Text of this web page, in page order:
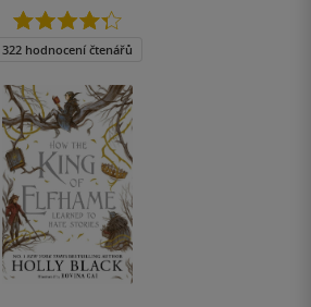
4.3
z
5
322 hodnocení čtenářů